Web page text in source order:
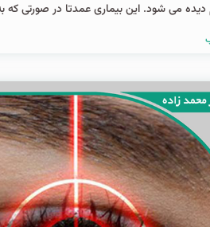
می شود. این بیماری عمدتا در صورتی که